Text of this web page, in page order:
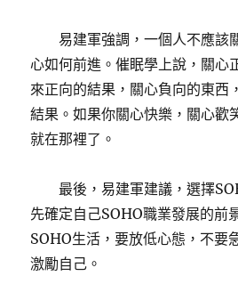
易建軍強調，一個人不應該
心如何前進。催眠學上說，關心
來正向的結果，關心負向的東西
結果。如果你關心快樂，關心歡
就在那裡了。
最後，易建軍建議，選擇
先確定自己SOHO職業發展的前
SOHO生活，要放低心態，不要
激勵自己。